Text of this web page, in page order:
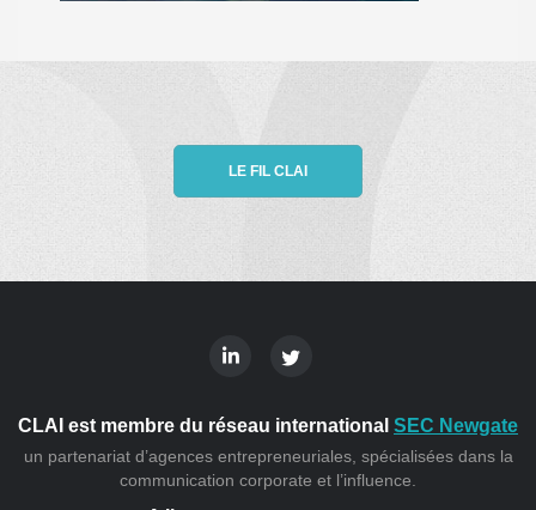
LE FIL CLAI
CLAI est membre du réseau international SEC Newgate
un partenariat d’agences entrepreneuriales, spécialisées dans la
communication corporate et l’influence.